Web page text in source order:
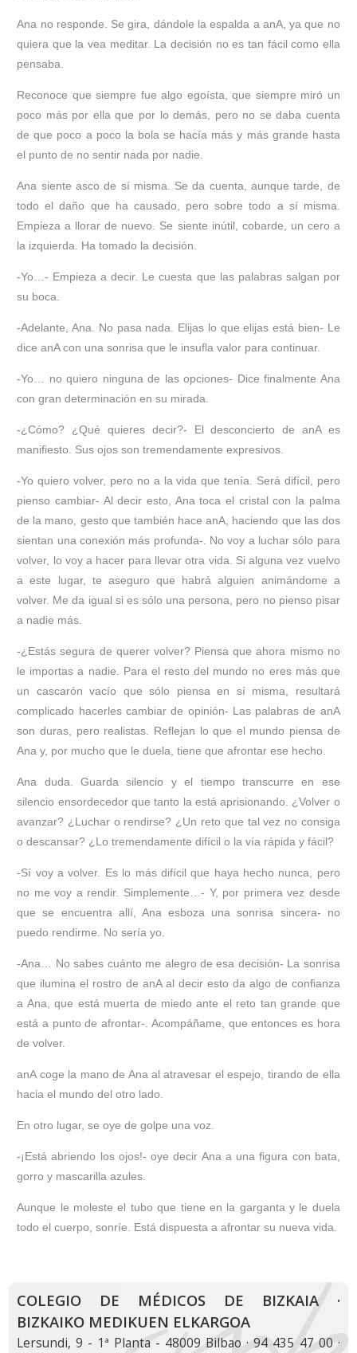
Ana no responde. Se gira, dándole la espalda a anA, ya que no
quiera que la vea meditar. La decisión no es tan fácil como ella
pensaba.
Reconoce que siempre fue algo egoísta, que siempre miró un
poco más por ella que por lo demás, pero no se daba cuenta
de que poco a poco la bola se hacía más y más grande hasta
el punto de no sentir nada por nadie.
Ana siente asco de sí misma. Se da cuenta, aunque tarde, de
todo el daño que ha causado, pero sobre todo a sí misma.
Empieza a llorar de nuevo. Se siente inútil, cobarde, un cero a
la izquierda. Ha tomado la decisión.
-Yo…- Empieza a decir. Le cuesta que las palabras salgan por
su boca.
-Adelante, Ana. No pasa nada. Elijas lo que elijas está bien- Le
dice anA con una sonrisa que le insufla valor para continuar.
-Yo… no quiero ninguna de las opciones- Dice finalmente Ana
con gran determinación en su mirada.
-¿Cómo? ¿Qué quieres decir?- El desconcierto de anA es
manifiesto. Sus ojos son tremendamente expresivos.
-Yo quiero volver, pero no a la vida que tenía. Será difícil, pero
pienso cambiar- Al decir esto, Ana toca el cristal con la palma
de la mano, gesto que también hace anA, haciendo que las dos
sientan una conexión más profunda-. No voy a luchar sólo para
volver, lo voy a hacer para llevar otra vida. Si alguna vez vuelvo
a este lugar, te aseguro que habrá alguien animándome a
volver. Me da igual si es sólo una persona, pero no pienso pisar
a nadie más.
-¿Estás segura de querer volver? Piensa que ahora mismo no
le importas a nadie. Para el resto del mundo no eres más que
un cascarón vacío que sólo piensa en sí misma, resultará
complicado hacerles cambiar de opinión- Las palabras de anA
son duras, pero realistas. Reflejan lo que el mundo piensa de
Ana y, por mucho que le duela, tiene que afrontar ese hecho.
Ana duda. Guarda silencio y el tiempo transcurre en ese
silencio ensordecedor que tanto la está aprisionando. ¿Volver o
avanzar? ¿Luchar o rendirse? ¿Un reto que tal vez no consiga
o descansar? ¿Lo tremendamente difícil o la vía rápida y fácil?
-Sí voy a volver. Es lo más difícil que haya hecho nunca, pero
no me voy a rendir. Simplemente…- Y, por primera vez desde
que se encuentra allí, Ana esboza una sonrisa sincera- no
puedo rendirme. No sería yo.
-Ana… No sabes cuánto me alegro de esa decisión- La sonrisa
que ilumina el rostro de anA al decir esto da algo de confianza
a Ana, que está muerta de miedo ante el reto tan grande que
está a punto de afrontar-. Acompáñame, que entonces es hora
de volver.
anA coge la mano de Ana al atravesar el espejo, tirando de ella
hacia el mundo del otro lado.
En otro lugar, se oye de golpe una voz.
-¡Está abriendo los ojos!- oye decir Ana a una figura con bata,
gorro y mascarilla azules.
Aunque le moleste el tubo que tiene en la garganta y le duela
todo el cuerpo, sonríe. Está dispuesta a afrontar su nueva vida.
COLEGIO DE MÉDICOS DE BIZKAIA ·
BIZKAIKO MEDIKUEN ELKARGOA
Lersundi, 9 - 1ª Planta - 48009 Bilbao · 94 435 47 00 ·